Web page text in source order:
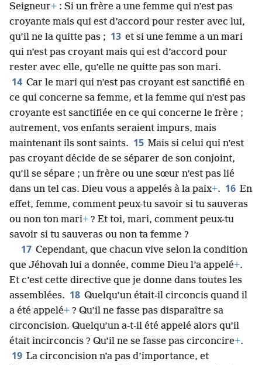
Seigneur+ : Si un frère a une femme qui n’est pas
croyante mais qui est d’accord pour rester avec lui,
qu’il ne la quitte pas ; 13 et si une femme a un mari
qui n’est pas croyant mais qui est d’accord pour
rester avec elle, qu’elle ne quitte pas son mari.
14 Car le mari qui n’est pas croyant est sanctifié en
ce qui concerne sa femme, et la femme qui n’est pas
croyante est sanctifiée en ce qui concerne le frère ;
autrement, vos enfants seraient impurs, mais
maintenant ils sont saints. 15 Mais si celui qui n’est
pas croyant décide de se séparer de son conjoint,
qu’il se sépare ; un frère ou une sœur n’est pas lié
dans un tel cas. Dieu vous a appelés à la paix+. 16 En
effet, femme, comment peux-tu savoir si tu sauveras
ou non ton mari+ ? Et toi, mari, comment peux-tu
savoir si tu sauveras ou non ta femme ?
17 Cependant, que chacun vive selon la condition
que Jéhovah lui a donnée, comme Dieu l’a appelé+.
Et c’est cette directive que je donne dans toutes les
assemblées. 18 Quelqu’un était-il circoncis quand il
a été appelé+ ? Qu’il ne fasse pas disparaître sa
circoncision. Quelqu’un a-t-il été appelé alors qu’il
était incirconcis ? Qu’il ne se fasse pas circoncire+.
19 La circoncision n’a pas d’importance, et